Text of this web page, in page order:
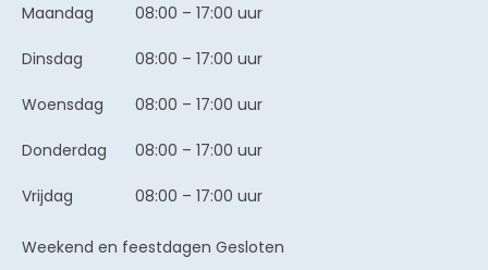
Maandag 08:00 – 17:00 uur
Dinsdag 08:00 – 17:00 uur
Woensdag 08:00 – 17:00 uur
Donderdag 08:00 – 17:00 uur
Vrijdag 08:00 – 17:00 uur
Weekend en feestdagen Gesloten